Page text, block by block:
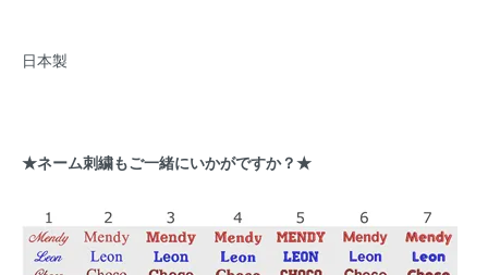
日本製
★ネーム刺繍もご一緒にいかがですか？★